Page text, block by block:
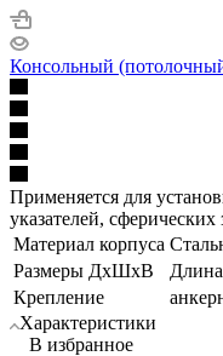
Консольный
Применяется для
указателей, сферических
Материал корпуса
Размеры ДхШхВ
Крепление
Характеристики
В избранное